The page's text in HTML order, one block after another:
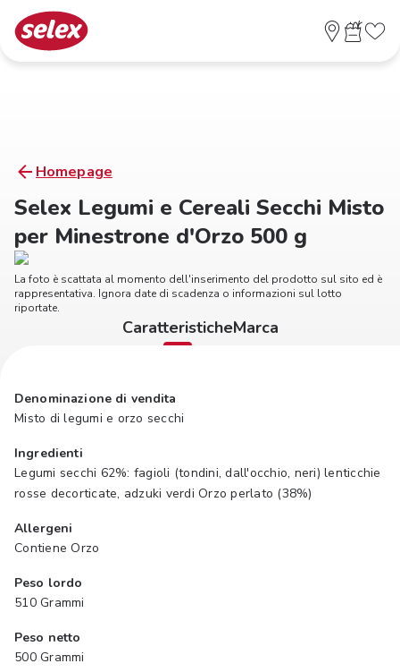
Homepage
Selex Legumi e Cereali Secchi Misto
per Minestrone d'Orzo 500 g
La foto è scattata al momento dell'inserimento del prodotto sul sito ed è
rappresentativa. Ignora date di scadenza o informazioni sul lotto
riportate.
CaratteristicheMarca
Denominazione di vendita
Misto di legumi e orzo secchi
Ingredienti
Legumi secchi 62%: fagioli (tondini, dall'occhio, neri) lenticchie
rosse decorticate, adzuki verdi Orzo perlato (38%)
Allergeni
Contiene Orzo
Peso lordo
510 Grammi
Peso netto
500 Grammi